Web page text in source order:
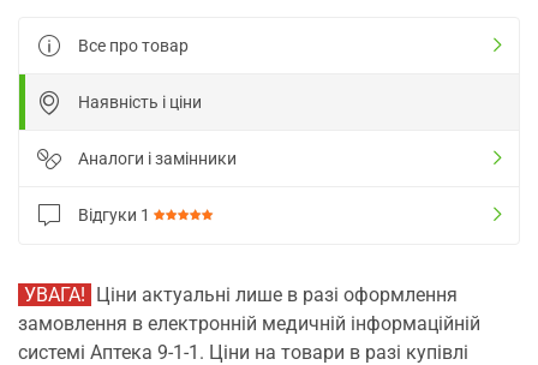
Все про товар
Наявність і ціни
Аналоги і замінники
Відгуки 1
УВАГА! Ціни актуальні лише в разі оформлення
замовлення в електронній медичній інформаційній
системі Аптека 9-1-1. Ціни на товари в разі купівлі